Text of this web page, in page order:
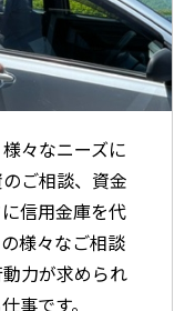
々なニーズに
ご相談、資金
信用金庫を代
様々なご相談
力が求められ
事です。